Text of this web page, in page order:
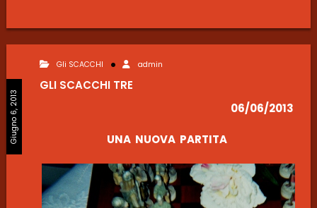
Giugno 6, 2013
Gli SCACCHI admin
GLI SCACCHI TRE
06/06/2013
UNA NUOVA PARTITA